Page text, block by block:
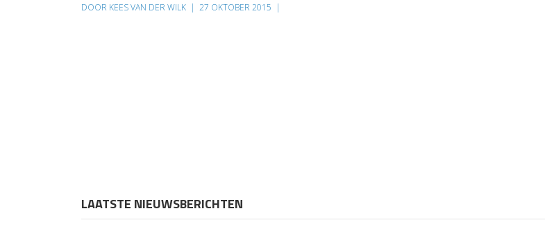
DOOR KEES VAN DER WILK | 27 OKTOBER 2015 |
LAATSTE NIEUWSBERICHTEN